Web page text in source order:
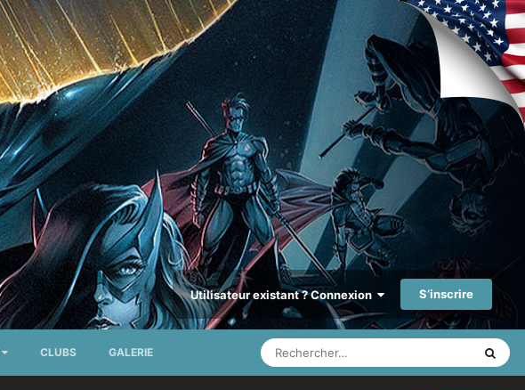
Utilisateur existant ? Connexion S’inscrire
CLUBS GALERIE